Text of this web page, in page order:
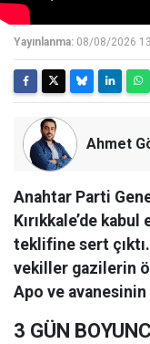
Yayınlanma: 08/08/2026
Ahmet
Anahtar Parti
Kırıkkale’de
teklifine sert
vekiller gazilerin
Apo ve
3 GÜN